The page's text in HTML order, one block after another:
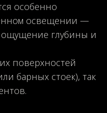
особенно
освещении —
ощущение глубины и
поверхностей
барных стоек), так